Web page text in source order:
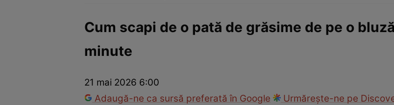
Internațional
Cum scapi de o pată de grăsime de pe o
minute
21 mai 2026 6:00
Adaugă-ne ca sursă preferată în Google
Urmărește-ne pe